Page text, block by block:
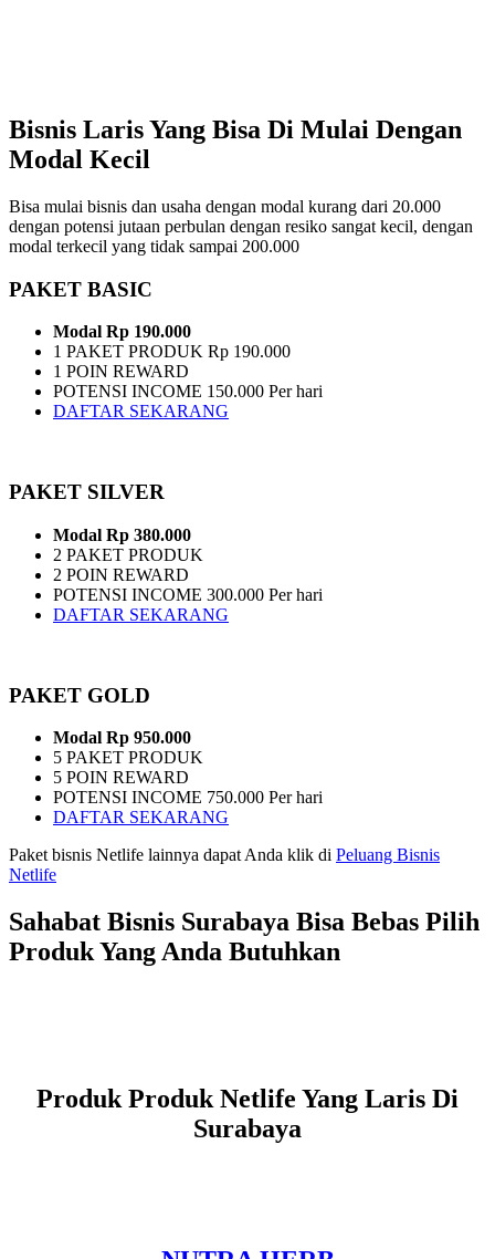
Bisnis Laris Yang Bisa Di Mulai Dengan
Modal Kecil
Bisa mulai bisnis dan usaha dengan modal kurang dari 20.000
dengan potensi jutaan perbulan dengan resiko sangat kecil, dengan
modal terkecil yang tidak sampai 200.000
PAKET BASIC
Modal Rp 190.000
1 PAKET PRODUK Rp 190.000
1 POIN REWARD
POTENSI INCOME 150.000 Per hari
DAFTAR SEKARANG
PAKET SILVER
Modal Rp 380.000
2 PAKET PRODUK
2 POIN REWARD
POTENSI INCOME 300.000 Per hari
DAFTAR SEKARANG
PAKET GOLD
Modal Rp 950.000
5 PAKET PRODUK
5 POIN REWARD
POTENSI INCOME 750.000 Per hari
DAFTAR SEKARANG
Paket bisnis Netlife lainnya dapat Anda klik di Peluang Bisnis
Netlife
Sahabat Bisnis Surabaya Bisa Bebas Pilih
Produk Yang Anda Butuhkan
Produk Produk Netlife Yang Laris Di
Surabaya